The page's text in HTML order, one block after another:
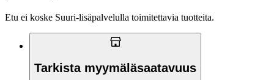
Etu ei koske Suuri‑lisäpalvelulla toimitettavia tuotteita.
Tarkista myymäläsaatavuus